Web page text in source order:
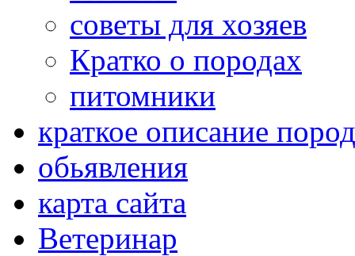
советы для хозяев
Кратко о породах
питомники
краткое описание пород
обьявления
карта сайта
Ветеринар